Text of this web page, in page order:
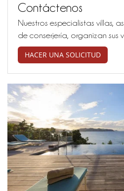
Contáctenos
Nuestros especialistas villas,
de conserjería, organizan sus
HACER UNA SOLICITUD